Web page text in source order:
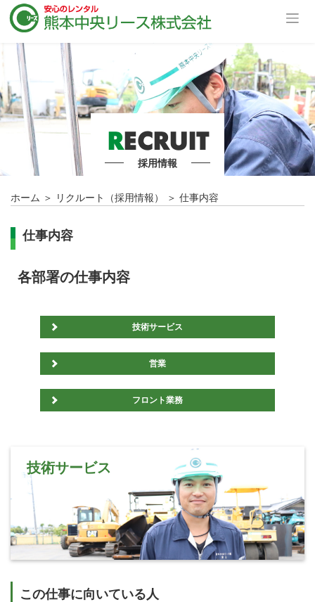
RECRUIT
採用情報
ホーム ＞ リクルート（採用情報） ＞ 仕事内容
仕事内容
各部署の仕事内容
技術サービス
営業
フロント業務
技術サービス
この仕事に向いている人